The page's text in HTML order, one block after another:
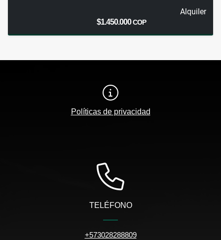
Alquiler
$1.450.000COP
Políticas de privacidad
TELÉFONO
+573028288809